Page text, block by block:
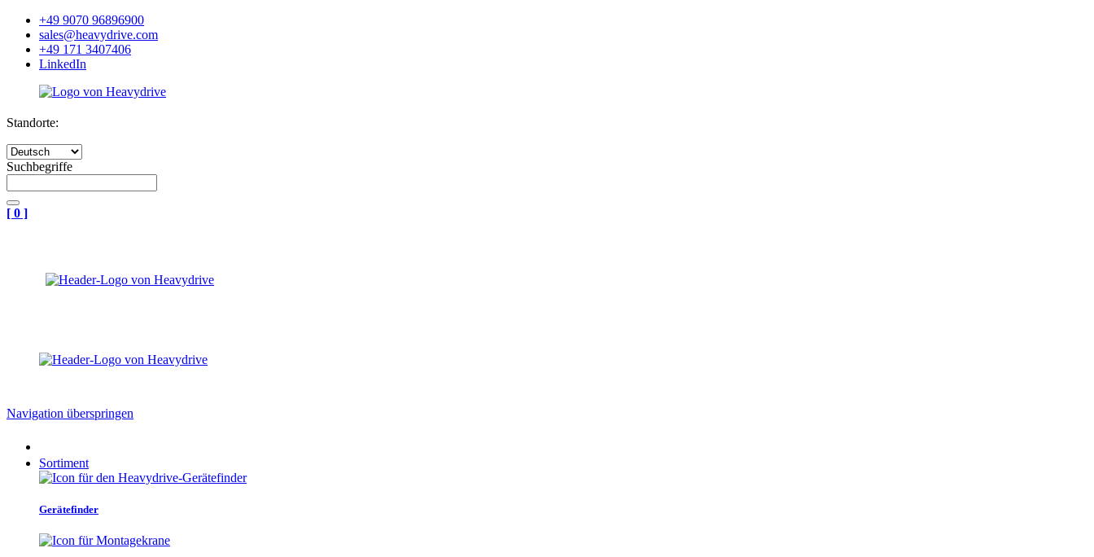
+49 9070 96896900
sales@heavydrive.com
+49 171 3407406
LinkedIn
Standorte:
Suchbegriffe
[ 0 ]
Navigation überspringen
Sortiment
Gerätefinder